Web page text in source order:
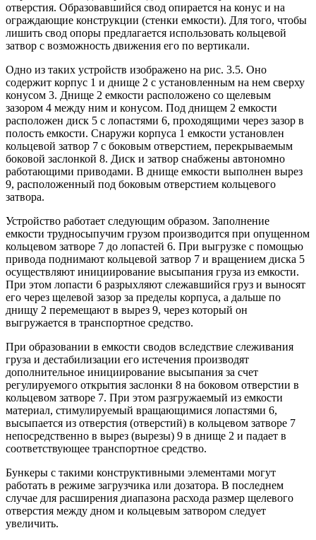
отверстия. Образовавшийся свод опирается на конус и на
ограждающие конструкции (стенки емкости). Для того, чтобы
лишить свод опоры предлагается использовать кольцевой
затвор с возможность движения его по вертикали.
Одно из таких устройств изображено на рис. 3.5. Оно
содержит корпус 1 и днище 2 с установленным на нем сверху
конусом 3. Днище 2 емкости расположено со щелевым
зазором 4 между ним и конусом. Под днищем 2 емкости
расположен диск 5 с лопастями 6, проходящими через зазор в
полость емкости. Снаружи корпуса 1 емкости установлен
кольцевой затвор 7 с боковым отверстием, перекрываемым
боковой заслонкой 8. Диск и затвор снабжены автономно
работающими приводами. В днище емкости выполнен вырез
9, расположенный под боковым отверстием кольцевого
затвора.
Устройство работает следующим образом. Заполнение
емкости трудносыпучим грузом производится при опущенном
кольцевом затворе 7 до лопастей 6. При выгрузке с помощью
привода поднимают кольцевой затвор 7 и вращением диска 5
осуществляют инициирование высыпания груза из емкости.
При этом лопасти 6 разрыхляют слежавшийся груз и выносят
его через щелевой зазор за пределы корпуса, а дальше по
днищу 2 перемещают в вырез 9, через который он
выгружается в транспортное средство.
При образовании в емкости сводов вследствие слеживания
груза и дестабилизации его истечения производят
дополнительное инициирование высыпания за счет
регулируемого открытия заслонки 8 на боковом отверстии в
кольцевом затворе 7. При этом разгружаемый из емкости
материал, стимулируемый вращающимися лопастями 6,
высыпается из отверстия (отверстий) в кольцевом затворе 7
непосредственно в вырез (вырезы) 9 в днище 2 и падает в
соответствующее транспортное средство.
Бункеры с такими конструктивными элементами могут
работать в режиме загрузчика или дозатора. В последнем
случае для расширения диапазона расхода размер щелевого
отверстия между дном и кольцевым затвором следует
увеличить.